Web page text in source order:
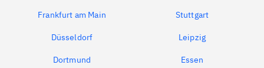
Frankfurt am Main Stuttgart
Düsseldorf Leipzig
Dortmund Essen